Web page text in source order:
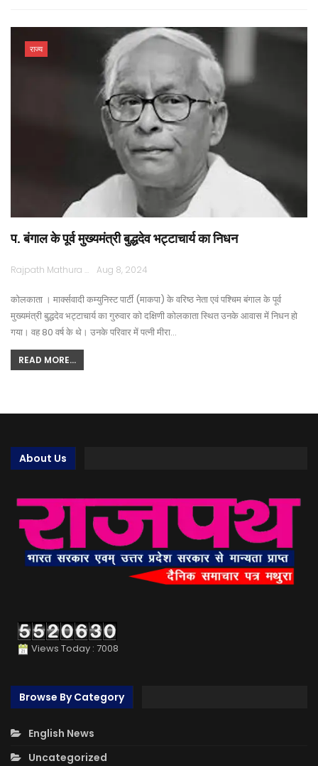
राज्य
प. बंगाल के पूर्व मुख्यमंत्री बुद्धदेव भट्टाचार्य का निधन
Rajpath Mathura Aug 8, 2024
कोलकाता । मार्क्सवादी कम्युनिस्ट पार्टी (माकपा) के वरिष्ठ नेता एवं पश्चिम बंगाल के पूर्व
मुख्यमंत्री बुद्धदेव भट्टाचार्य का गुरुवार को दक्षिणी कोलकाता स्थित उनके आवास में निधन हो
गया। वह 80 वर्ष के थे। उनके परिवार में पत्नी मीरा…
READ MORE...
About Us
Views Today : 7008
Browse By Category
English News
Uncategorized